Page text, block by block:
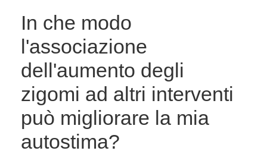
In che modo
l'associazione
dell'aumento degli
zigomi ad altri interventi
può migliorare la mia
autostima?